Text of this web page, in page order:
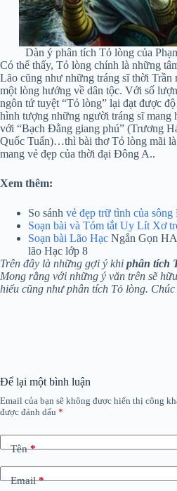
Dàn ý phân tích Tỏ lòng của
Có thể thấy, Tỏ lòng chính là những
Lão cũng như những tráng sĩ thời Trần
một lòng hướng về dân tộc. Với số
ngôn tứ tuyệt “Tỏ lòng” lại đạt được
hình tượng những người tráng sĩ
với “Bạch Đằng giang phú” (Trương
Quốc Tuấn)…thì bài thơ Tỏ lòng mãi
mang vẻ đẹp của thời đại Đông A..
Xem thêm:
So sánh vẻ đẹp trữ tình của
Soạn bài và Tóm tắt Uy Lít Xơ
Soạn bài Lão Hạc Ngắn Gọn
lão Hạc lớp 8
Trên đây là những gợi ý khi phân tích
Mong rằng với những ý văn trên sẽ
hiểu cũng như phân tích Tỏ lòng.
Để lại một bình luận
Email của bạn sẽ không được hiển thị công
được đánh dấu *
Tên*
Email*